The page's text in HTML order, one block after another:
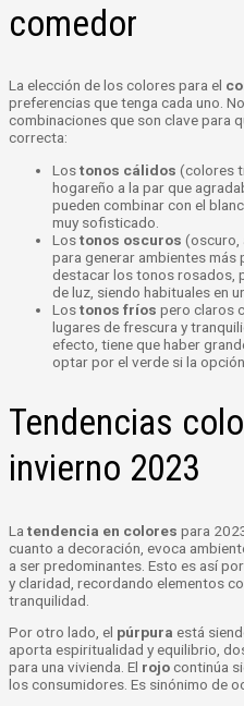
comedor
La elección de los colores para el
preferencias que tenga cada uno.
combinaciones que son clave para
correcta:
Lostonos cálidos (colores
hogareño a la par que
pueden combinar con el
muy sofisticado.
Lostonos oscuros (oscuro,
para generar ambientes
destacar los tonos rosados,
de luz, siendo habituales en
Lostonos fríos pero claros
lugares de frescura y
efecto, tiene que haber
optar por el verde si la
Tendencias
invierno 2023
La tendencia en colores para
cuanto a decoración, evoca
a ser predominantes. Esto es así
y claridad, recordando elementos
tranquilidad.
Por otro lado, el púrpura está
aporta espiritualidad y equilibrio,
para una vivienda. El rojocontinúa
los consumidores. Es sinónimo de